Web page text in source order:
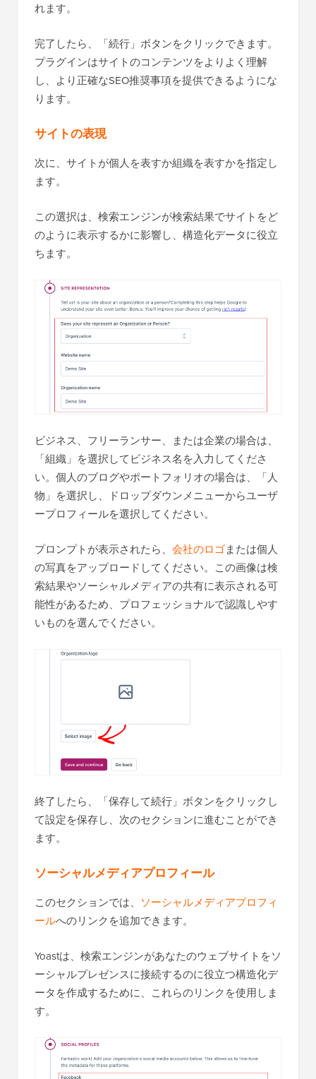
れます。
完了したら、「続行」ボタンをクリックできます。
プラグインはサイトのコンテンツをよりよく理解
し、より正確なSEO推奨事項を提供できるようにな
ります。
サイトの表現
次に、サイトが個人を表すか組織を表すかを指定し
ます。
この選択は、検索エンジンが検索結果でサイトをど
のように表示するかに影響し、構造化データに役立
ちます。
ビジネス、フリーランサー、または企業の場合は、
「組織」を選択してビジネス名を入力してくださ
い。個人のブログやポートフォリオの場合は、「人
物」を選択し、ドロップダウンメニューからユーザ
ープロフィールを選択してください。
プロンプトが表示されたら、 会社のロゴまたは個人
の写真をアップロードしてください。この画像は検
索結果やソーシャルメディアの共有に表示される可
能性があるため、プロフェッショナルで認識しやす
いものを選んでください。
終了したら、「保存して続行」ボタンをクリックし
て設定を保存し、次のセクションに進むことができ
ます。
ソーシャルメディアプロフィール
このセクションでは、 ソーシャルメディアプロフィ
ールへのリンクを追加できます。
Yoastは、検索エンジンがあなたのウェブサイトをソ
ーシャルプレゼンスに接続するのに役立つ構造化デ
ータを作成するために、これらのリンクを使用しま
す。